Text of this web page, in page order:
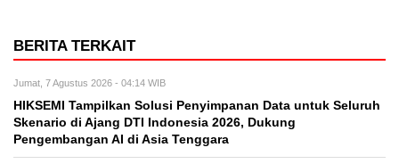
BERITA TERKAIT
Jumat, 7 Agustus 2026 - 04:14 WIB
HIKSEMI Tampilkan Solusi Penyimpanan Data untuk Seluruh
Skenario di Ajang DTI Indonesia 2026, Dukung
Pengembangan AI di Asia Tenggara